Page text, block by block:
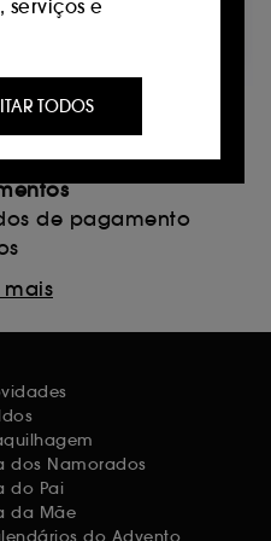
de pagamento
mais
dos Namorados
do Pai
da Mãe
do Advento
e
de
de
as tuas
TODOS